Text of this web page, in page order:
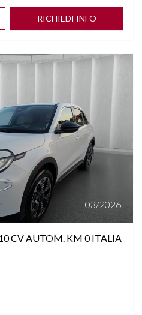
RICHIEDI INFO
03/2026
CV AUTOM. KM 0 ITALIA